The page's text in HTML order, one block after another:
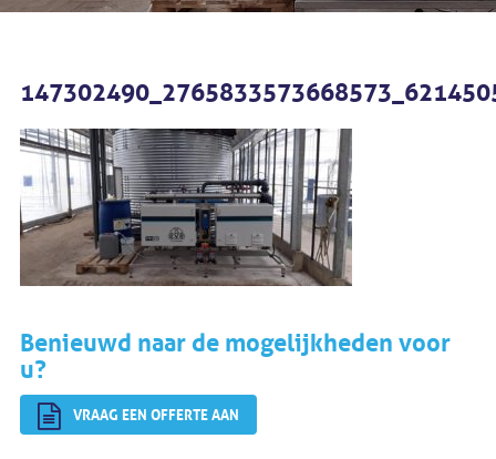
Benieuwd naar de mogelijkheden voor
u?
VRAAG EEN OFFERTE AAN